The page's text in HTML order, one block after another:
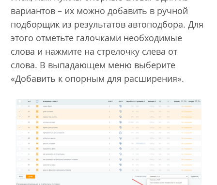
вариантов – их можно добавить в ручной
подборщик из результатов автоподбора. Для
этого отметьте галочками необходимые
слова и нажмите на стрелочку слева от
слова. В выпадающем меню выберите
«Добавить к опорным для расширения».